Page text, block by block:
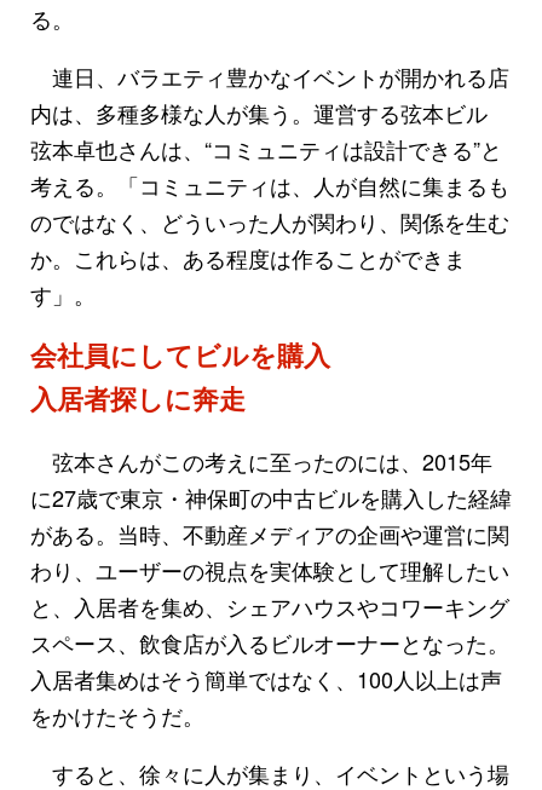
る。
連日、バラエティ豊かなイベントが開かれる店
内は、多種多様な人が集う。運営する弦本ビル
弦本卓也さんは、“コミュニティは設計できる”と
考える。「コミュニティは、人が自然に集まるも
のではなく、どういった人が関わり、関係を生む
か。これらは、ある程度は作ることができま
す」。
会社員にしてビルを購入
入居者探しに奔走
弦本さんがこの考えに至ったのには、2015年
に27歳で東京・神保町の中古ビルを購入した経緯
がある。当時、不動産メディアの企画や運営に関
わり、ユーザーの視点を実体験として理解したい
と、入居者を集め、シェアハウスやコワーキング
スペース、飲食店が入るビルオーナーとなった。
入居者集めはそう簡単ではなく、100人以上は声
をかけたそうだ。
すると、徐々に人が集まり、イベントという場